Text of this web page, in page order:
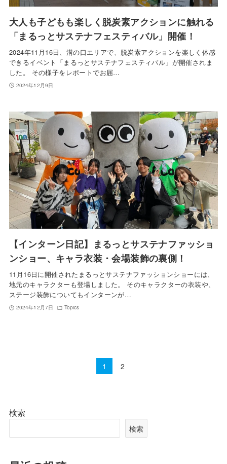
大人も子どもも楽しく脱炭素アクションに触れる
「まるっとサステナフェスティバル」開催！
2024年11月16日、溝の口エリアで、脱炭素アクションを楽しく体感
できるイベント「まるっとサステナフェスティバル」が開催されま
した。 その様子をレポートでお届…
2024年12月9日
【インターン日記】まるっとサステナファッショ
ンショー、キャラ衣装・会場装飾の裏側！
11月16日に開催されたまるっとサステナファッションショーには、
地元のキャラクターも登場しました。 そのキャラクターの衣装や、
ステージ装飾についてもインターンが…
2024年12月7日 Topics
1 2
検索
検索